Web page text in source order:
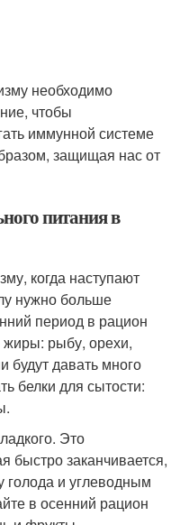
необходимо
чтобы
иммунной системе
защищая нас от
питания в
когда наступают
нужно больше
период в рацион
жиры: рыбу, орехи,
будут давать много
белки для сытости:
Это
быстро заканчивается,
голода и углеводным
в осенний рацион